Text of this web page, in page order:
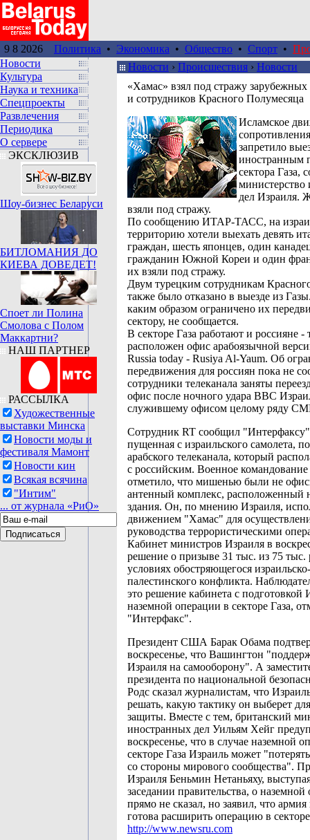
9 8 2026 Политика • Экономика • Общество • Спорт •
Новости
Культура
Наука и техника
Спецпроекты
Развлечения
Периодика
О сервере
ЭКСКЛЮЗИВ
Шоу-бизнес Беларуси
БИТЛОМАНИЯ ДО
КИЕВА ДОВЕДЕТ!
Споет ли Полина
Смолова с Полом
Маккартни?
НАШ ПАРТНЕР
РАССЫЛКА
Художественные
выставки Минска
Новости моды и
фестиваля Мамонт
Новости кин
Всякая всячина
"Интим"
... от журнала «РиО»
Новости › Происшествия › Новости
«Хамас» взял под стражу
и сотрудников Красного Полумесяца
Исламское
запретило
иностранным
сектора Газа,
министерство
дел Израиля.
взяли под стражу.
По сообщению ИТАР-ТАСС, на
территорию хотели выехать девять
граждан, шесть японцев, один
гражданин Южной Кореи и один
их взяли под стражу.
Двум турецким сотрудникам
также было отказано в выезде из
каким образом ограничено их
сектору, не сообщается.
В секторе Газа работают и россияне -
расположен офис арабоязычной
Russia today - Rusiya Al-Yaum. Об
передвижения для россиян пока не
сотрудники телеканала заняты
офис после ночного удара ВВС
служившему офисом целому ряду
Сотрудник RT сообщил
пущенная с израильского самолета,
арабского телеканала, который
с российским. Военное
отметило, что мишенью были не
антенный комплекс, расположенный
здания. Он, по мнению Израиля,
движением "Хамас" для
руководства террористическими
Кабинет министров Израиля в
решение о призыве 31 тыс. из 75 тыс.
условиях обостряющегося израильско-
палестинского конфликта.
это решение кабинета с подготовкой
наземной операции в секторе Газа,
"Интерфакс".
Президент США Барак Обама
воскресенье, что Вашингтон
Израиля на самооборону". А
президента по национальной
Родс сказал журналистам, что
решать, какую тактику он выберет
защиты. Вместе с тем, британский
иностранных дел Уильям Хейг
воскресенье, что в случае наземной
секторе Газа Израиль может
со стороны мирового сообщества".
Израиля Беньмин Нетаньяху,
заседании правительства, о
прямо не сказал, но заявил, что
готова расширить операцию в
http://www.newsru.com